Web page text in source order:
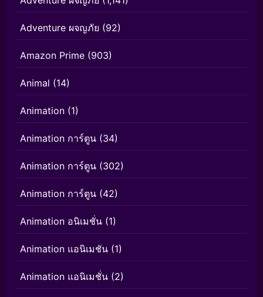
Adventure ผจญภัย (92)
Amazon Prime (903)
Animal (14)
Animation (1)
Animation การ์ตูน (34)
Animation การ์ตูน (302)
Animation การ์ตูน (42)
Animation อนิเมชั่น (1)
Animation แอนิเมชัน (1)
Animation แอนิเมชั่น (2)